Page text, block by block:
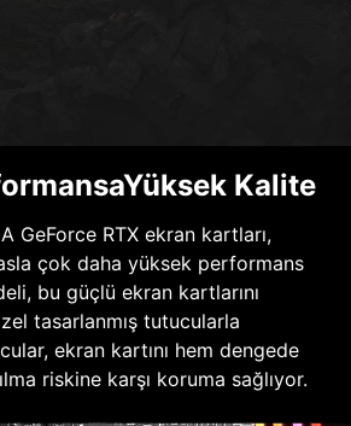
Kalite
GeForce RTX ekran kartları,
çok daha yüksek performans
bu güçlü ekran kartlarını
tasarlanmış tutucularla
ekran kartını hem dengede
riskine karşı koruma sağlıyor.